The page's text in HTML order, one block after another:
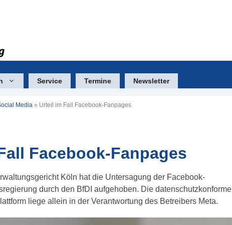
Service Termine Newsletter
Media » Urteil im Fall Facebook-Fanpages
Facebook-Fanpages
Köln hat die Untersagung der Facebook-
durch den BfDI aufgehoben. Die datenschutzkonforme
liege allein in der Verantwortung des Betreibers Meta.